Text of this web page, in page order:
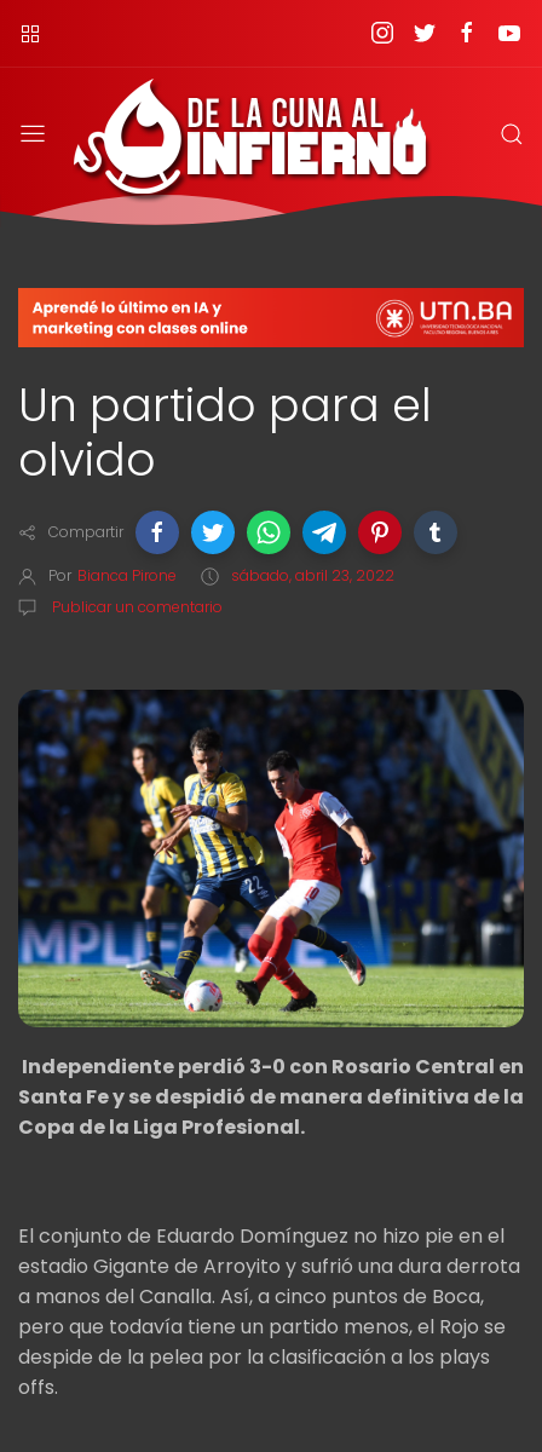
Un partido para el
olvido
Compartir
Por Bianca Pirone
sábado, abril 23, 2022
Publicar un comentario
Independiente perdió 3-0 con Rosario Central en
Santa Fe y se despidió de manera definitiva de la
Copa de la Liga Profesional.
El conjunto de Eduardo Domínguez no hizo pie en el
estadio Gigante de Arroyito y sufrió una dura derrota
a manos del Canalla. Así, a cinco puntos de Boca,
pero que todavía tiene un partido menos, el Rojo se
despide de la pelea por la clasificación a los plays
offs.